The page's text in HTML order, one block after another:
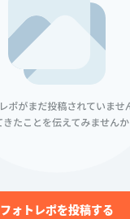
フォトレポを投稿する